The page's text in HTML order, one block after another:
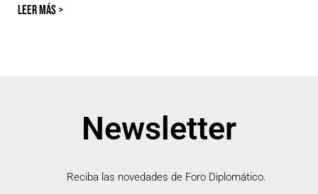
LEER MÁS >
Newsletter
Reciba las novedades de Foro Diplomático.